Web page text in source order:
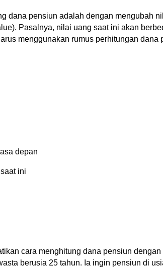
dana pensiun adalah dengan mengubah
Pasalnya, nilai uang saat ini akan
menggunakan rumus perhitungan dana
depan
ini
cara menghitung dana pensiun
berusia 25 tahun. Ia ingin pensiun di